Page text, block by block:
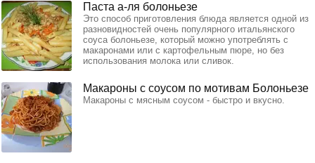
Паста а-ля болоньезе
Это способ приготовления блюда является одной из
разновидностей очень популярного итальянского
соуса болоньезе, который можно употреблять с
макаронами или с картофельным пюре, но без
использования молока или сливок.
Макароны с соусом по мотивам Болоньезе
Макароны с мясным соусом - быстро и вкусно.